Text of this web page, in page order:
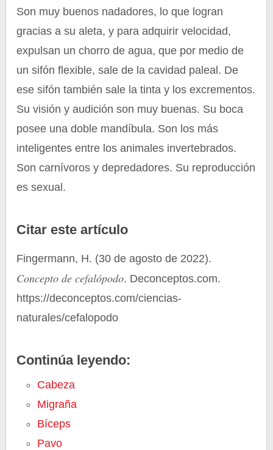
Son muy buenos nadadores, lo que logran
gracias a su aleta, y para adquirir velocidad,
expulsan un chorro de agua, que por medio de
un sifón flexible, sale de la cavidad paleal. De
ese sifón también sale la tinta y los excrementos.
Su visión y audición son muy buenas. Su boca
posee una doble mandíbula. Son los más
inteligentes entre los animales invertebrados.
Son carnívoros y depredadores. Su reproducción
es sexual.
Citar este artículo
Fingermann, H. (30 de agosto de 2022).
Concepto de cefalópodo. Deconceptos.com.
https://deconceptos.com/ciencias-
naturales/cefalopodo
Continúa leyendo:
Cabeza
Migraña
Bíceps
Pavo